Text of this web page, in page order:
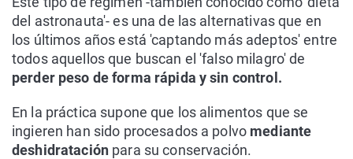
del astronauta'- es una de las alternativas que en
los últimos años está 'captando más adeptos' entre
todos aquellos que buscan el 'falso milagro' de
perder peso de forma rápida y sin control.
En la práctica supone que los alimentos que se
ingieren han sido procesados a polvo mediante
deshidratación para su conservación.